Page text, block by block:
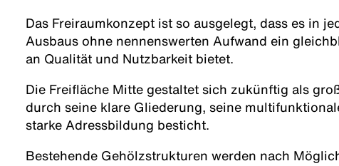
Das Freiraumkonzept ist so ausgelegt, dass es in
Ausbaus ohne nennenswerten Aufwand ein
an Qualität und Nutzbarkeit bietet.
Die Freifläche Mitte gestaltet sich zukünftig als
durch seine klare Gliederung, seine
starke Adressbildung besticht.
Bestehende Gehölzstrukturen werden nach